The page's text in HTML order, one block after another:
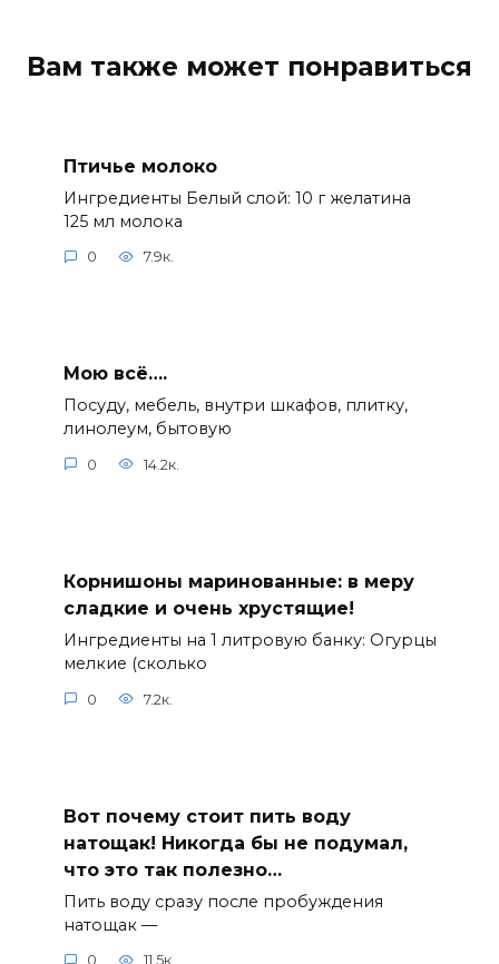
Вам также может понравиться
Птичье молоко
Ингредиенты Белый слой: 10 г желатина
125 мл молока
0 7.9к.
Мою всё….
Посуду, мебель, внутри шкафов, плитку,
линолеум, бытовую
0 14.2к.
Корнишоны маринованные: в меру
сладкие и очень хрустящие!
Ингредиенты на 1 литровую банку: Огурцы
мелкие (сколько
0 7.2к.
Вот почему стоит пить воду
натощак! Никогда бы не подумал,
что это так полезно…
Пить воду сразу после пробуждения
натощак —
0 11.5к.